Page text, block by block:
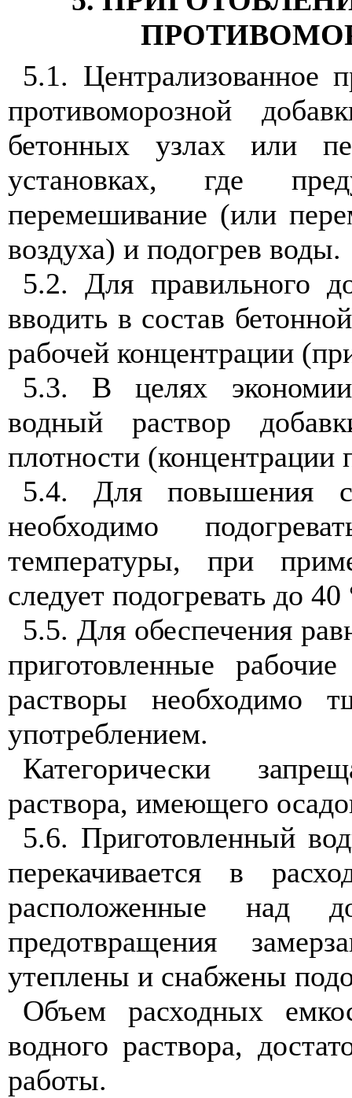
5.1. Централизованное
противоморозной
бетонных узлах или
установках, где
перемешивание (или
воздуха) и подогрев воды.
5.2. Для правильного
вводить в состав
рабочей концентрации
5.3. В целях экономии
водный раствор
плотности (концентрации
5.4. Для повышения
необходимо
температуры, при
следует подогревать до
5.5. Для обеспечения
приготовленные
растворы необходимо
употреблением.
Категорически
раствора, имеющего
5.6. Приготовленный
перекачивается в
расположенные над
предотвращения
утеплены и снабжены
Объем расходных
водного раствора,
работы.